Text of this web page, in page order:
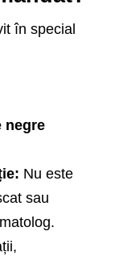
în special
negre
Nu este
sau